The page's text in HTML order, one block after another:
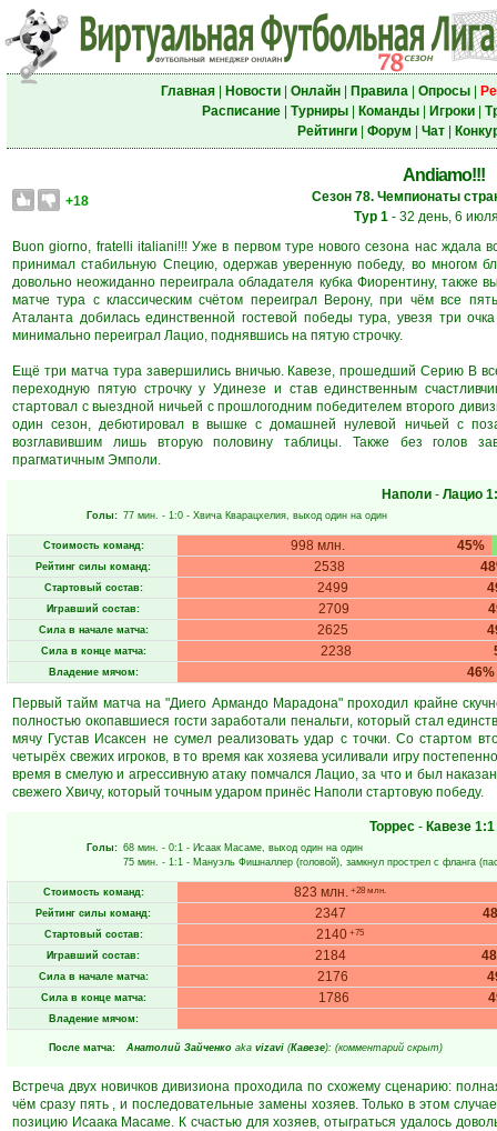
Главная| Новости| Онлайн| Правила| Опросы|
Расписание| Турниры| Команды| Игроки|
Рейтинги| Форум Чат|
Andiamo!!!
+18
Сезон 78. Чемпионаты
Тур 1 - 32 день, 6
Buon giorno, fratelli italiani!!! Уже в первом туре нового сезона нас
принимал стабильную Специю, одержав уверенную победу, во многом
довольно неожиданно переиграла обладателя кубка Фиорентину, также
матче тура с классическим счётом переиграл Верону, при чём все
Аталанта добилась единственной гостевой победы тура, увезя три
минимально переиграл Лацио, поднявшись на пятую строчку.
Ещё три матча тура завершились вничью. Кавезе, прошедший Серию В
переходную пятую строчку у Удинезе и став единственным
стартовал с выездной ничьей с прошлогодним победителем второго
один сезон, дебютировал в вышке с домашней нулевой ничьей с
возглавившим лишь вторую половину таблицы. Также без голов
прагматичным Эмполи.
Наполи - Лацио
Голы: 77 мин. - 1:0 - Хвича Кварацхелия, выход один на один
Стоимость команд: 45%
998 млн.
Рейтинг силы команд: 2538
Стартовый состав: 2499
Игравший состав: 2709
Сила в начале матча: 2625
Сила в конце матча: 2238
Владение мячом:
46%
Первый тайм матча на "Диего Армандо Марадона" проходил крайне
полностью окопавшиеся гости заработали пенальти, который стал
мячу Густав Исаксен не сумел реализовать удар с точки. Со стартом
четырёх свежих игроков, в то время как хозяева усиливали игру
время в смелую и агрессивную атаку помчался Лацио, за что и был
свежего Хвичу, который точным ударом принёс Наполи стартовую победу.
Торрес - Кавезе 1:1
Голы: 68 мин. - 0:1 - Исаак Масаме, выход один на один
75 мин. - 1:1 - Мануэль Фишналлер (головой), замкнул прострел с фланга
Стоимость команд: 823 млн. +28 млн.
Рейтинг силы команд: 2347
Стартовый состав: 2140 +75
Игравший состав: 2184
Сила в начале матча: 2176
Сила в конце матча: 1786
Владение мячом:
После матча: Анатолий Зайченко aka vizavi (Кавезе): (комментарий скрыт)
Встреча двух новичков дивизиона проходила по схожему сценарию:
чём сразу пять , и последовательные замены хозяев. Только в этом
позицию Исаака Масаме. К счастью для хозяев, отыграться удалось